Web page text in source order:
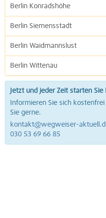
Berlin Konradshöhe
Berlin Siemensstadt
Berlin Waidmannslust
Berlin Wittenau
Jetzt und jeder Zeit starten Sie
Informieren Sie sich
Sie gerne.
kontakt@wegweiser-
030 53 69 66 85